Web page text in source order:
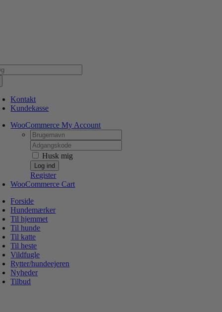
Kontakt
Kundekasse
WooCommerce My Account
Username:
Password:
Husk mig
Register
WooCommerce Cart
Forside
Hundemærker
Til hjemmet
Til hunde
Til katte
Til heste
Vildfugle
Rytter/hundeejeren
Nyheder
Tilbud